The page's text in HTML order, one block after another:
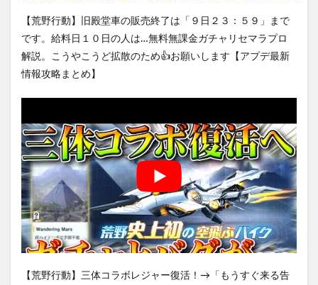
【荒野行動】旧殿堂車の販売終了は「９日２３：５９」まで
です。給料日１０日の人は…無料無課金ガチャリセマラプロ
解説。こうやこうど拡散のため👍お願いします【アプデ最新
情報攻略まとめ】
【荒野行動】三体コラボレジャー復活！→「もうすぐ来る告